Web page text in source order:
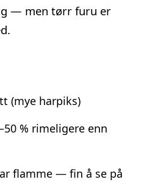
— men tørr furu er
(mye harpiks)
% rimeligere enn
flamme — fin å se på